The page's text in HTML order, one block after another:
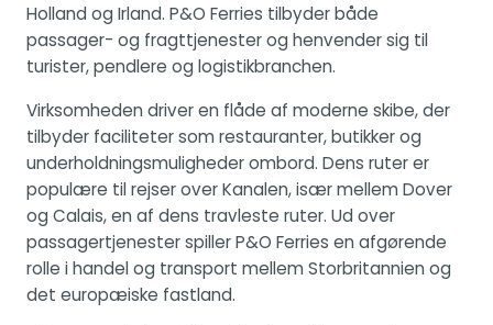
Holland og Irland. P&O Ferries tilbyder både
passager- og fragttjenester og henvender sig til
turister, pendlere og logistikbranchen.
Virksomheden driver en flåde af moderne skibe, der
tilbyder faciliteter som restauranter, butikker og
underholdningsmuligheder ombord. Dens ruter er
populære til rejser over Kanalen, især mellem Dover
og Calais, en af dens travleste ruter. Ud over
passagertjenester spiller P&O Ferries en afgørende
rolle i handel og transport mellem Storbritannien og
det europæiske fastland.